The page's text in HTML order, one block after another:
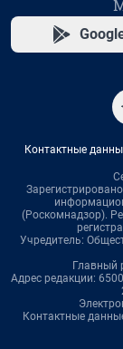
Контактные
(Роскомнадзор).
Учредитель:
Главный
Адрес редакции:
Контактные